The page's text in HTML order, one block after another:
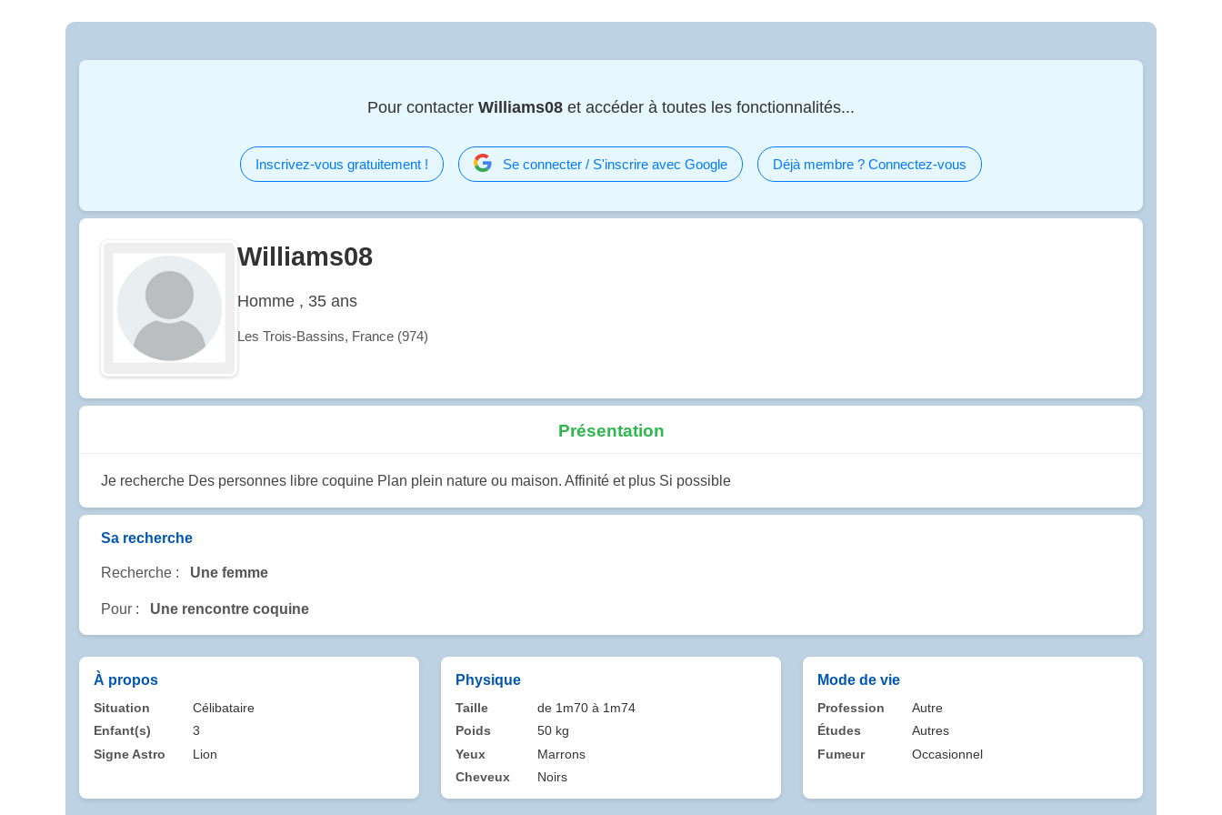
Pour contacter Williams08 et accéder à toutes les fonctionnalités...
Inscrivez-vous gratuitement ! Se connecter / S'inscrire avec Google Déjà membre ? Connectez-vous
Williams08
Homme , 35 ans
Les Trois-Bassins, France (974)
Présentation
Je recherche Des personnes libre coquine Plan plein nature ou maison. Affinité et plus Si possible
Sa recherche
Recherche : Une femme
Pour : Une rencontre coquine
À propos
Situation
Célibataire
Enfant(s)
3
Signe Astro
Lion
Physique
Taille
de 1m70 à 1m74
Poids
50 kg
Yeux
Marrons
Cheveux
Noirs
Mode de vie
Profession
Autre
Études
Autres
Fumeur
Occasionnel